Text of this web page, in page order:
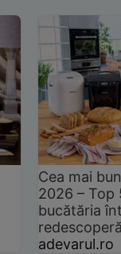
Cea mai
2026 –
bucătăria
adevarul.ro